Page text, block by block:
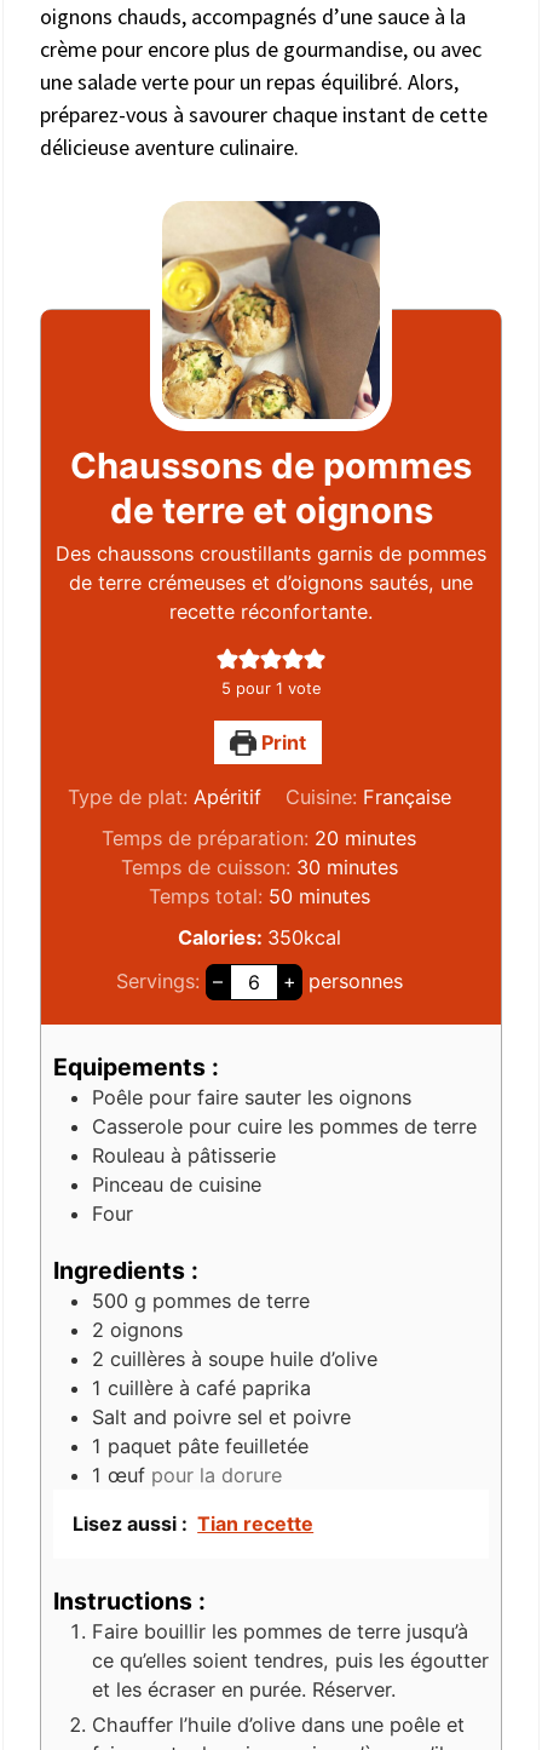
oignons chauds, accompagnés d’une sauce à la
crème pour encore plus de gourmandise, ou avec
une salade verte pour un repas équilibré. Alors,
préparez-vous à savourer chaque instant de cette
délicieuse aventure culinaire.
Chaussons de pommes
de terre et oignons
Des chaussons croustillants garnis de pommes
de terre crémeuses et d’oignons sautés, une
recette réconfortante.
5 pour 1 vote
Print
Type de plat: Apéritif Cuisine: Française
Temps de préparation: 20 minutes
Temps de cuisson: 30 minutes
Temps total: 50 minutes
Calories: 350kcal
Servings: – + personnes
Equipements :
Poêle pour faire sauter les oignons
Casserole pour cuire les pommes de terre
Rouleau à pâtisserie
Pinceau de cuisine
Four
Ingredients :
500 g pommes de terre
2 oignons
2 cuillères à soupe huile d’olive
1 cuillère à café paprika
Salt and poivre sel et poivre
1 paquet pâte feuilletée
1 œuf pour la dorure
Lisez aussi : Tian recette
Instructions :
Faire bouillir les pommes de terre jusqu’à
ce qu’elles soient tendres, puis les égoutter
et les écraser en purée. Réserver.
Chauffer l’huile d’olive dans une poêle et